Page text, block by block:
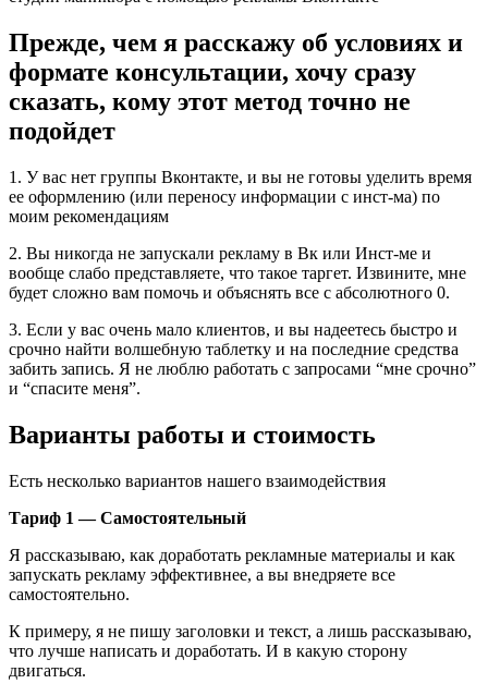
Прежде, чем я расскажу об условиях и
формате консультации, хочу сразу
сказать, кому этот метод точно не
подойдет
1. У вас нет группы Вконтакте, и вы не готовы уделить время
ее оформлению (или переносу информации с инст-ма) по
моим рекомендациям
2. Вы никогда не запускали рекламу в Вк или Инст-ме и
вообще слабо представляете, что такое таргет. Извините, мне
будет сложно вам помочь и объяснять все с абсолютного 0.
3. Если у вас очень мало клиентов, и вы надеетесь быстро и
срочно найти волшебную таблетку и на последние средства
забить запись. Я не люблю работать с запросами “мне срочно”
и “спасите меня”.
Варианты работы и стоимость
Есть несколько вариантов нашего взаимодействия
Тариф 1 — Самостоятельный
Я рассказываю, как доработать рекламные материалы и как
запускать рекламу эффективнее, а вы внедряете все
самостоятельно.
К примеру, я не пишу заголовки и текст, а лишь рассказываю,
что лучше написать и доработать. И в какую сторону
двигаться.